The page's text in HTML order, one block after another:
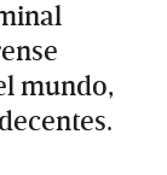
mundo,